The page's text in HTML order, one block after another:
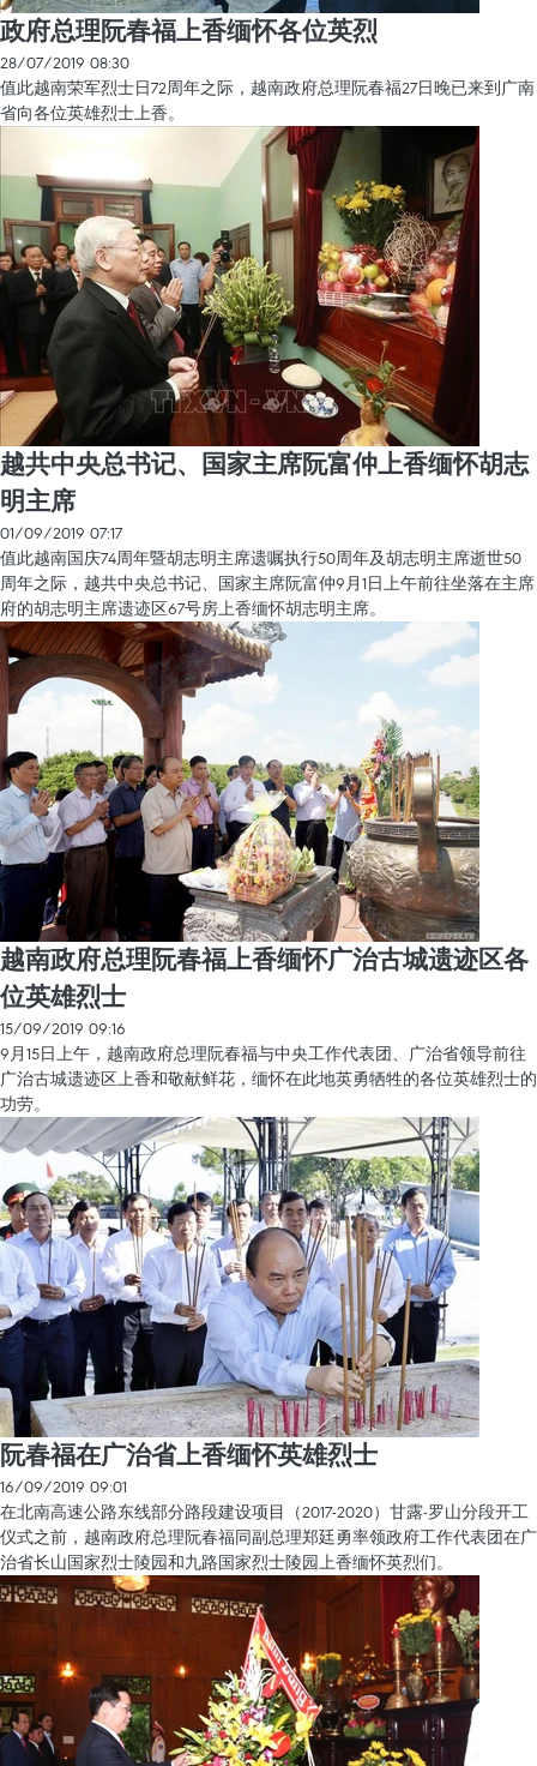
政府总理阮春福上香缅怀各位英烈
28/07/2019 08:30
值此越南荣军烈士日72周年之际，越南政府总理阮春福27日晚已来到广南
省向各位英雄烈士上香。
越共中央总书记、国家主席阮富仲上香缅怀胡志
明主席
01/09/2019 07:17
值此越南国庆74周年暨胡志明主席遗嘱执行50周年及胡志明主席逝世50
周年之际，越共中央总书记、国家主席阮富仲9月1日上午前往坐落在主席
府的胡志明主席遗迹区67号房上香缅怀胡志明主席。
越南政府总理阮春福上香缅怀广治古城遗迹区各
位英雄烈士
15/09/2019 09:16
9月15日上午，越南政府总理阮春福与中央工作代表团、广治省领导前往
广治古城遗迹区上香和敬献鲜花，缅怀在此地英勇牺牲的各位英雄烈士的
功劳。
阮春福在广治省上香缅怀英雄烈士
16/09/2019 09:01
在北南高速公路东线部分路段建设项目（2017-2020）甘露-罗山分段开工
仪式之前，越南政府总理阮春福同副总理郑廷勇率领政府工作代表团在广
治省长山国家烈士陵园和九路国家烈士陵园上香缅怀英烈们。